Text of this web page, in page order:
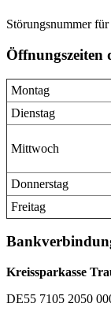
Störungsnummer
Öffnungszeiten
Montag
Dienstag
Mittwoch
Donnerstag
Freitag
Kreissparkasse
DE55 7105 2050